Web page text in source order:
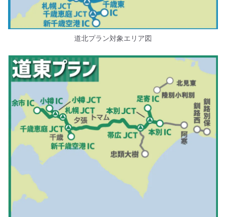
道北プラン対象エリア図